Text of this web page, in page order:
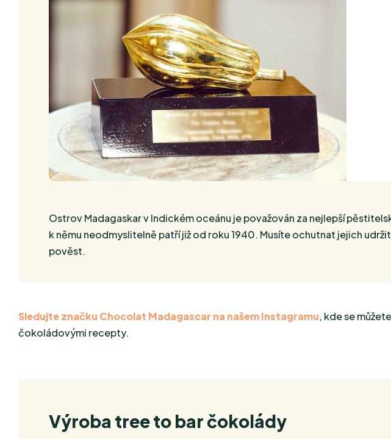
Ostrov Madagaskar v Indickém oceánu je považován za nejlepší
k němu neodmyslitelně patří již od roku 1940. Musíte ochutnat jejich
pověst.
Sledujte značku Chocolat Madagascar na našem Instagramu, kde se
čokoládovými recepty.
Výroba tree to bar čokolády